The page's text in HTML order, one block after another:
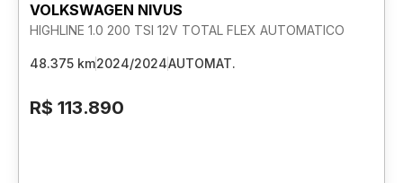
VOLKSWAGEN NIVUS
HIGHLINE 1.0 200 TSI 12V TOTAL FLEX AUTOMATICO
48.375 km2024/2024AUTOMAT.
R$ 113.890